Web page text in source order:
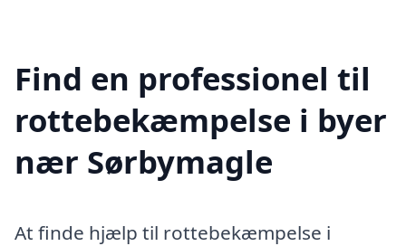
Find en professionel til
rottebekæmpelse i byer
nær Sørbymagle
At finde hjælp til rottebekæmpelse i